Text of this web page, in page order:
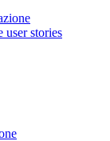
user stories